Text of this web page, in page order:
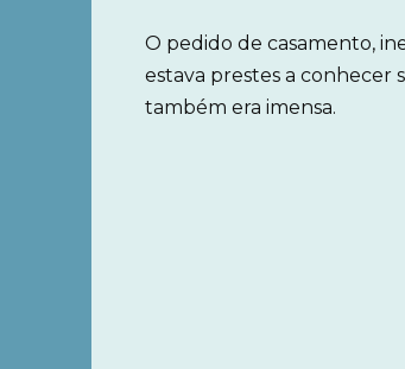
O pedido de casamento,
estava prestes a conhecer
também era imensa.